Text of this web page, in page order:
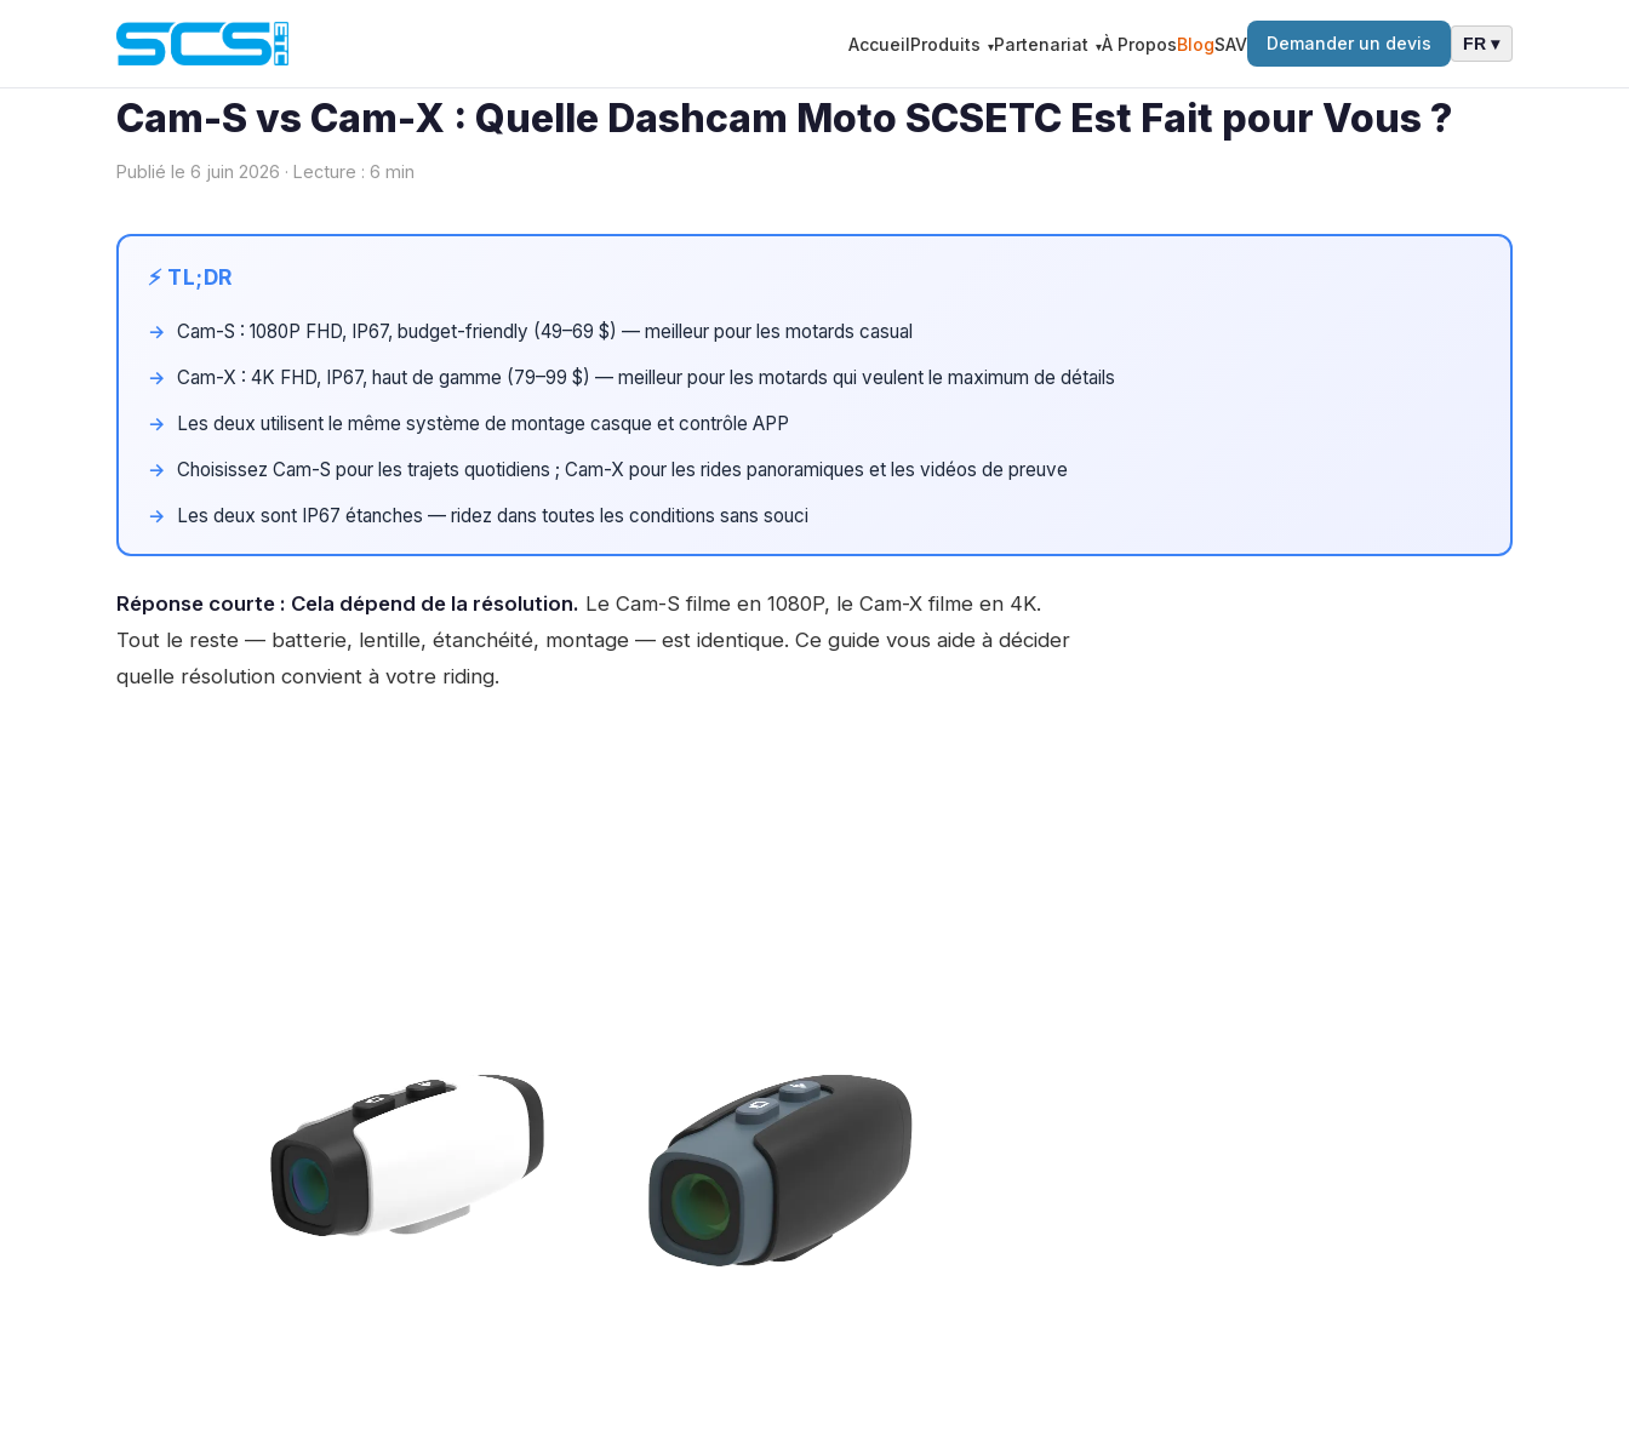
AccueilProduits Partenariat À ProposBlogSAV Demander un devis FR ▾
Blog› Guide Dashcam
Cam-S vs Cam-X : Quelle Dashcam Moto SCSETC Est Fait pour Vous ?
Publié le 6 juin 2026 · Lecture : 6 min
Cam-S : 1080P FHD, IP67, budget-friendly (49–69 $) — meilleur pour les motards casual
Cam-X : 4K FHD, IP67, haut de gamme (79–99 $) — meilleur pour les motards qui veulent le maximum de détails
Les deux utilisent le même système de montage casque et contrôle APP
Choisissez Cam-S pour les trajets quotidiens ; Cam-X pour les rides panoramiques et les vidéos de preuve
Les deux sont IP67 étanches — ridez dans toutes les conditions sans souci
Réponse courte : Cela dépend de la résolution. Le Cam-S filme en 1080P, le Cam-X filme en 4K.
Tout le reste — batterie, lentille, étanchéité, montage — est identique. Ce guide vous aide à décider
quelle résolution convient à votre riding.